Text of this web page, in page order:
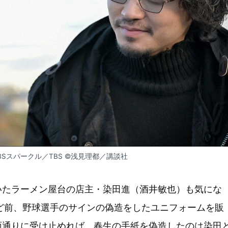
スパークル／TBS ©浅見理都／講談社
ラーメン屋台の店主・染田進（酒井敏也）も気にな
、野球選手のサインの偽造をしたユニフォームを販
りに受け止めれば、春生の手紙を偽造したのは染田